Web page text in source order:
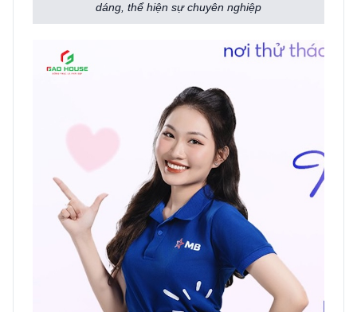
dáng, thể hiện sự chuyên nghiệp